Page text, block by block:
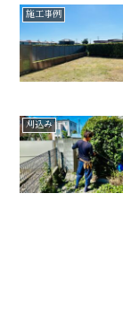
施工事例
刈込み